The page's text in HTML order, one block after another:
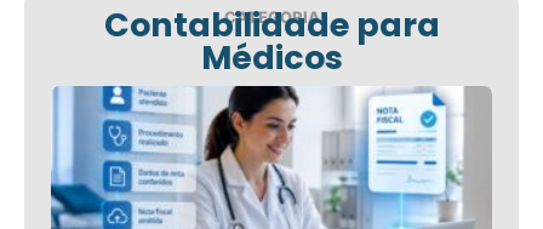
CATEGORIA
Contabilidade para
Médicos